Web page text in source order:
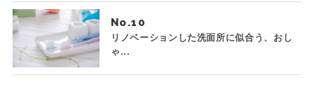
No.
リノベーションした洗面所に似合う、おし
ゃ...